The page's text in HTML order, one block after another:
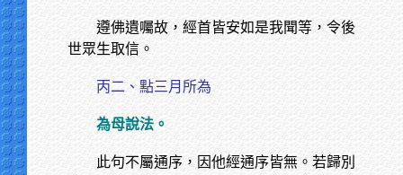
遵佛遺囑故，經首皆安如是我聞等，令後
世眾生取信。
丙二、點三月所為
為母說法。
此句不屬通序，因他經通序皆無。若歸別